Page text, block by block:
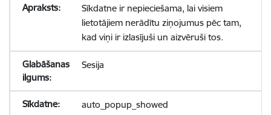
Sīkdatne ir nepieciešama, lai visiem
lietotājiem nerādītu ziņojumus pēc tam,
kad viņi ir izlasījuši un aizvēruši tos.
Sesija
auto_popup_showed